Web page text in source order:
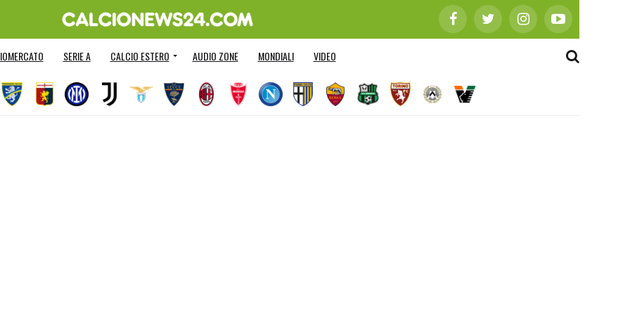
SERIE A CALCIO ESTERO AUDIO ZONE MONDIALI VIDEO